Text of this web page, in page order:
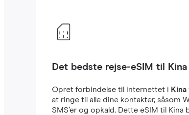
Det bedste rejse-eSIM til Kina
Opret forbindelse til internettet i Kina
at ringe til alle dine kontakter, såsom
SMS’er og opkald. Dette eSIM til